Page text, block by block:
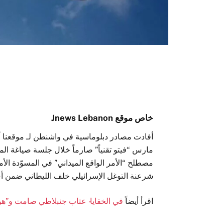
خاص موقع Jnews Lebanon
أفادت مصادر دبلوماسية في واشنطن لـ موقعنا
مارس “فيتو تقنياً” صارماً خلال جلسة صياغة
مصطلح “الأمر الواقع الميداني” في المسوّدة
شرعنة التوغل الإسرائيلي خلف الليطاني ضمن
اقرأ أيضاً في الخفايا- عتاب جنبلاطي صامت